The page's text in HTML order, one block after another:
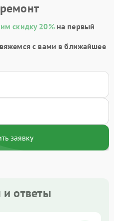
скидку 20%на первый
с вами в ближайшее
заявку
ответы